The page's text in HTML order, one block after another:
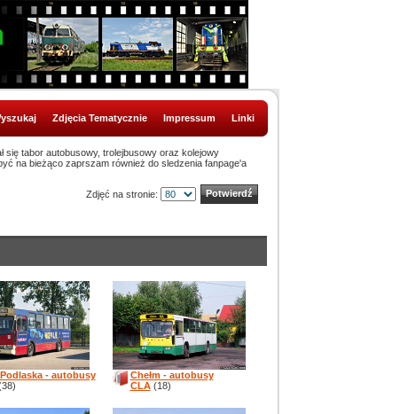
Zdjęcia Tematycznie Impressum Linki
się tabor autobusowy, trolejbusowy oraz kolejowy
na bieżąco zaprszam również do sledzenia fanpage'a
Zdjęć na stronie:
Podlaska - autobusy
Chełm - autobusy
CLA(18)